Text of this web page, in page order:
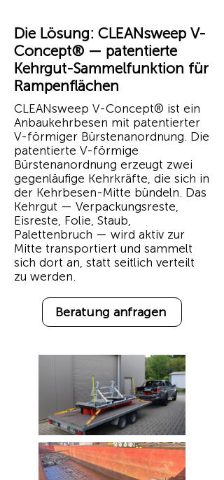
Die Lösung: CLEANsweep V-
Concept® — patentierte
Kehrgut-Sammelfunktion für
Rampenflächen
CLEANsweep V-Concept® ist ein
Anbaukehrbesen mit patentierter
V-förmiger Bürstenanordnung. Die
patentierte V-förmige
Bürstenanordnung erzeugt zwei
gegenläufige Kehrkräfte, die sich in
der Kehrbesen-Mitte bündeln. Das
Kehrgut — Verpackungsreste,
Eisreste, Folie, Staub,
Palettenbruch — wird aktiv zur
Mitte transportiert und sammelt
sich dort an, statt seitlich verteilt
zu werden.
Beratung anfragen